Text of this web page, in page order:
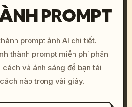
c, cyberpunk sunset, neon
colors, 8k --v 6.0
PROMPT
prompt ảnh AI chi tiết.
thành prompt miễn phí phân
và ánh sáng để bạn tái
nào trong vài giây.